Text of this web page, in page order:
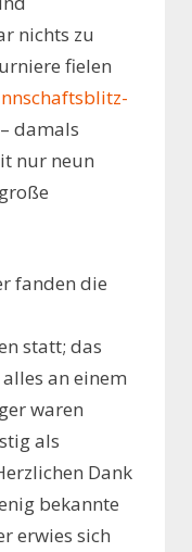
nichts zu
fielen
damals
nur neun
fanden die
statt; das
an einem
waren
als
Dank
bekannte
erwies sich